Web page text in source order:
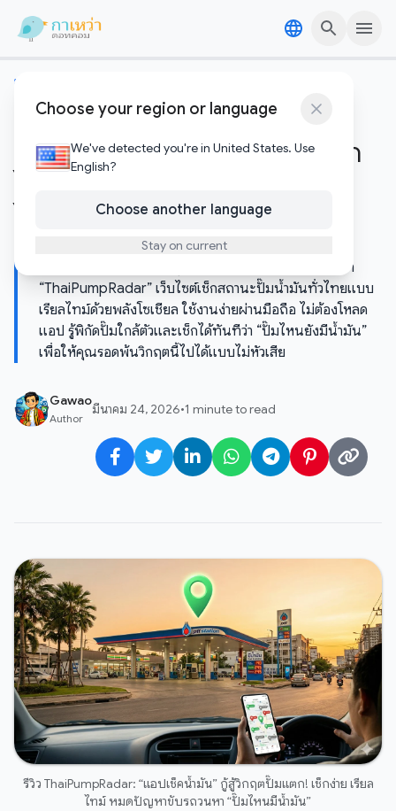
Choose your region or language
We've detected you're in United States. Use
English?
Choose another language
Stay on current
ข่าวไอทีและเทคโนโลยี
เช็คปั๊มน้ำมันใกล้ฉัน: รีวิว
ThaiPumpRadar เว็บเดียวที่บอก
วิกฤตน้ำมันขาดแคลนทำวุ่น! ขับรถวนหาจนท้อ ขอแนะนำ
“ThaiPumpRadar” เว็บไซต์เช็กสถานะปั๊มน้ำมันทั่วไทยแบบ
เรียลไทม์ด้วยพลังโซเชียล ใช้งานง่ายผ่านมือถือ ไม่ต้องโหลด
แอป รู้พิกัดปั๊มใกล้ตัวและเช็กได้ทันทีว่า “ปั๊มไหนยังมีน้ำมัน”
เพื่อให้คุณรอดพ้นวิกฤตนี้ไปได้แบบไม่หัวเสีย
Gawao
Author
มีนาคม 24, 2026•1 minute to read
รีวิว ThaiPumpRadar: “แอปเช็คน้ำมัน” กู้สู้วิกฤตปั๊มแตก! เช็กง่าย เรียล
ไทม์ หมดปัญหาขับรถวนหา “ปั๊มไหนมีน้ำมัน”